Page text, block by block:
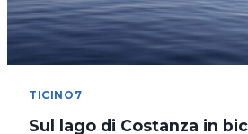
TICINO7
Sul lago di Costanza in